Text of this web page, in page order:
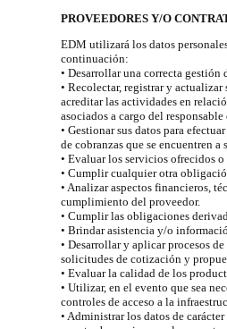
PROVEEDORES Y/O
EDM utilizará los datos
continuación:
• Desarrollar una correcta
• Recolectar, registrar y
acreditar las actividades en
asociados a cargo del
• Gestionar sus datos para
de cobranzas que se encuentren a
• Evaluar los servicios ofrecidos
• Cumplir cualquier otra
• Analizar aspectos financieros,
cumplimiento del proveedor.
• Cumplir las obligaciones
• Brindar asistencia y/o
• Desarrollar y aplicar procesos
solicitudes de cotización y
• Evaluar la calidad de los
• Utilizar, en el evento que sea
controles de acceso a la
• Administrar los datos de